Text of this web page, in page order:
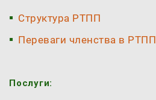
Структура РТПП
Переваги членства в РТПП
Послуги: